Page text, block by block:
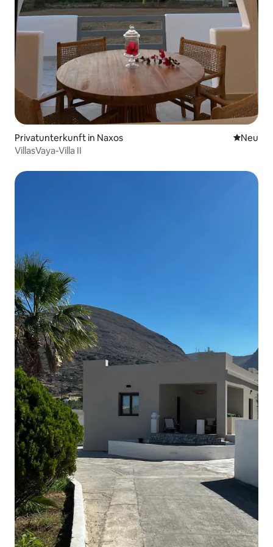
Privatunterkunft in Naxos Neue
Neu
VillasVaya-Villa II